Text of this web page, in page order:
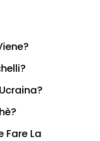
Fare La